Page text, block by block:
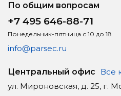
По общим вопросам
+7 495 646-88-71
Понедельник-пятница с 10 до 18
info@parsec.ru
Центральный офис
Все
ул. Мироновская, д. 25, г.